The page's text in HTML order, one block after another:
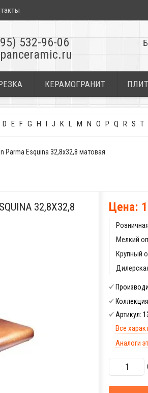
532-96-06
КЕРАМОГРАНИТ
D E F G H I J K L M N O P Q R S T
Parma Esquina 32,8x32,8 матовая
32,8X32,8
Цена:
Мелкий
Крупный
Артикул:
Все
Аналоги